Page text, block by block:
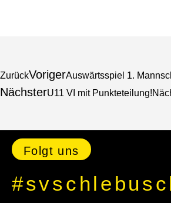
ZurückVorigerAuswärtsspiel 1.
NächsterU11 VI mit Punkteteilung!
Folgt uns